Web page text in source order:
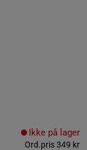
Ord.pris349 kr
Ikke på lager